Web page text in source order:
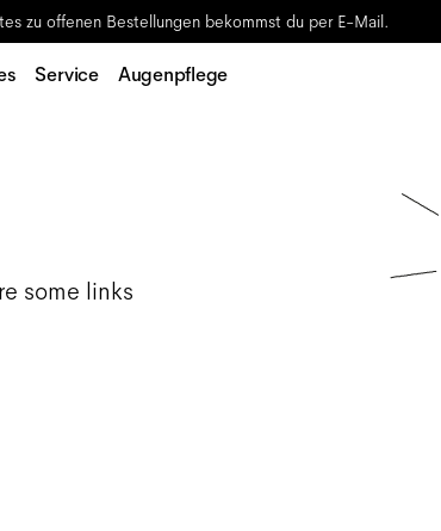
zu offenen Bestellungen bekommst du per E-Mail.
Service Augenpflege
some links